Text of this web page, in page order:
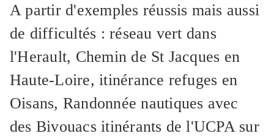
A partir d'exemples réussis mais aussi
de difficultés : réseau vert dans
l'Herault, Chemin de St Jacques en
Haute-Loire, itinérance refuges en
Oisans, Randonnée nautiques avec
des Bivouacs itinérants de l'UCPA sur